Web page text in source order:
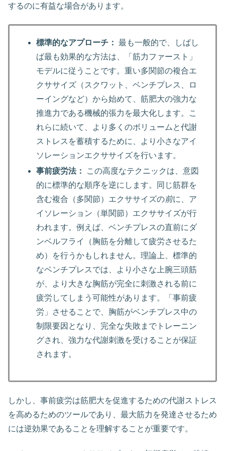
するのに有益な場合があります。
標準的なアプローチ： 最も一般的で、しばし
ば最も効果的な方法は、「筋力ファースト」
モデルに従うことです。重い多関節の複合エ
クササイズ（スクワット、ベンチプレス、ロ
ーイングなど）から始めて、筋肥大の強力な
推進力である機械的張力を最大化します。こ
れらに続いて、より多くのボリュームと代謝
ストレスを蓄積するために、より小さなアイ
ソレーションエクササイズを行います。
事前疲労法：
この高度なテクニックは、意図
的に標準的な順序を逆にします。同じ筋群を
含む複合（多関節）エクササイズの前に、ア
イソレーション（単関節）エクササイズが行
われます。例えば、ベンチプレスの直前にダ
ンベルフライ（胸筋を分離して疲労させるた
め）を行うかもしれません。理論上、標準的
なベンチプレスでは、より小さな上腕三頭筋
が、より大きな胸筋が完全に刺激される前に
疲労してしまう可能性があります。「事前疲
労」させることで、胸筋がベンチプレス中の
制限要因となり、完全な失敗までトレーニン
グされ、強力な代謝刺激を受けることが保証
されます。
しかし、事前疲労は筋肥大を促進するための代謝ストレス
を高めるためのツールであり、最大筋力を発達させるため
には逆効果であることを理解することが重要です。